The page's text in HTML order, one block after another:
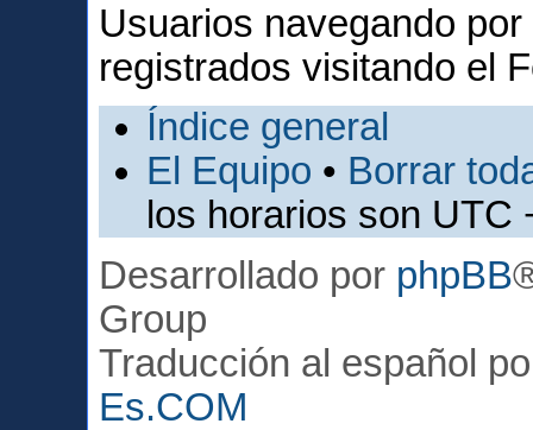
Usuarios navegando
registrados visitando el
Índice general
El Equipo • Borrar
los horarios son UTC
Desarrollado por phpBB
Group
Traducción al español
Es.COM